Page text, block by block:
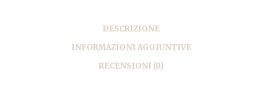
DESCRIZIONE
INFORMAZIONI AGGIUNTIVE
RECENSIONI (0)